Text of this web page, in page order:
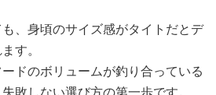
、身頃のサイズ感がタイトだとデ
す。
ドのボリュームが釣り合っている